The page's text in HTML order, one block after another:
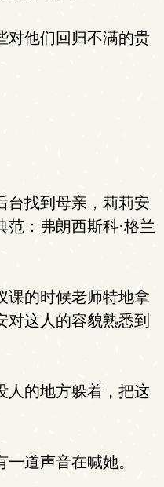
他们回归不满的贵
找到母亲，莉莉安
：弗朗西斯科·格兰
的时候老师特地拿
对这人的容貌熟悉到
的地方躲着，把这
道声音在喊她。